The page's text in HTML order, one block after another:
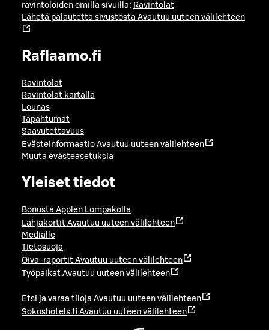
ravintoloiden omilla sivuilla: Ravintolat
Lähetä palautetta sivustosta Avautuu uuteen välilehteen
Raflaamo.fi
Ravintolat
Ravintolat kartalla
Lounas
Tapahtumat
Saavutettavuus
Evästeinformaatio Avautuu uuteen välilehteen
Muuta evästeasetuksia
Yleiset tiedot
Bonusta Applen Lompakolla
Lahjakortit Avautuu uuteen välilehteen
Medialle
Tietosuoja
Oiva-raportit Avautuu uuteen välilehteen
Työpaikat Avautuu uuteen välilehteen
Etsi ja varaa tiloja Avautuu uuteen välilehteen
Sokoshotels.fi Avautuu uuteen välilehteen